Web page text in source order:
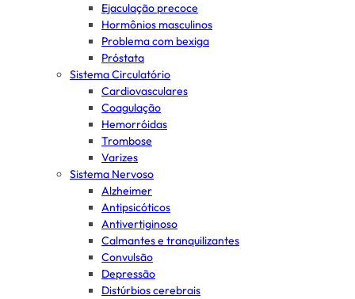
Ejaculação precoce
Hormônios masculinos
Problema com bexiga
Próstata
Sistema Circulatório
Cardiovasculares
Coagulação
Hemorróidas
Trombose
Varizes
Sistema Nervoso
Alzheimer
Antipsicóticos
Antivertiginoso
Calmantes e tranquilizantes
Convulsão
Depressão
Distúrbios cerebrais